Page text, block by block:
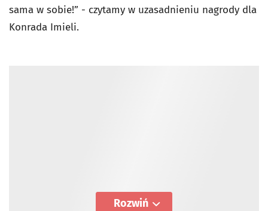
sama w sobie!” - czytamy w uzasadnieniu nagrody dla
Konrada Imieli.
Rozwiń